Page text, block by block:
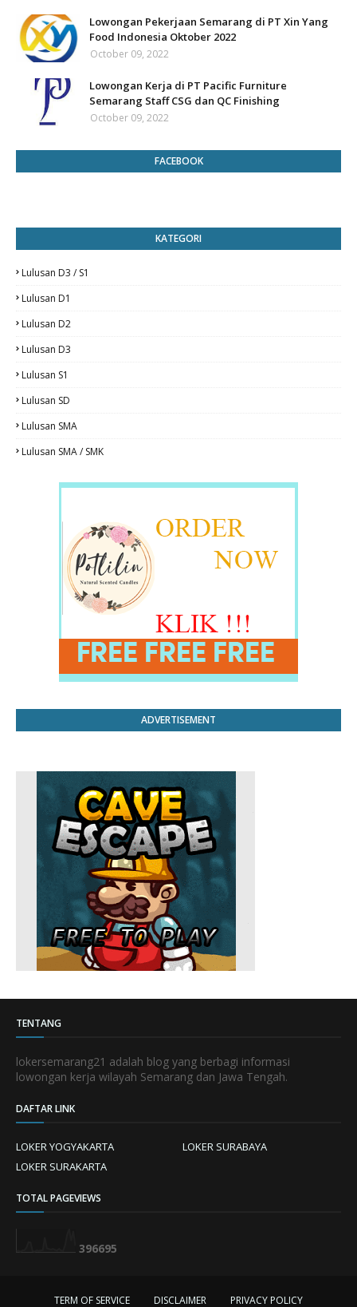
Lowongan Pekerjaan Semarang di PT Xin Yang
Food Indonesia Oktober 2022
October 09, 2022
Lowongan Kerja di PT Pacific Furniture
Semarang Staff CSG dan QC Finishing
October 09, 2022
FACEBOOK
KATEGORI
Lulusan D3 / S1
Lulusan D1
Lulusan D2
Lulusan D3
Lulusan S1
Lulusan SD
Lulusan SMA
Lulusan SMA / SMK
ADVERTISEMENT
TENTANG
lokersemarang21 adalah blog yang berbagi informasi
lowongan kerja wilayah Semarang dan Jawa Tengah.
DAFTAR LINK
LOKER YOGYAKARTA
LOKER SURABAYA
LOKER SURAKARTA
TOTAL PAGEVIEWS
396695
TERM OF SERVICE DISCLAIMER PRIVACY POLICY